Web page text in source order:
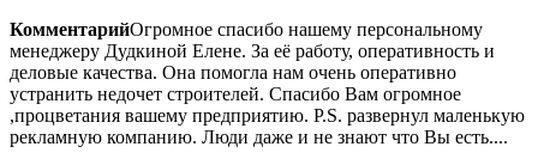
КомментарийОгромное спасибо нашему персональному
менеджеру Дудкиной Елене. За её работу, оперативность и
деловые качества. Она помогла нам очень оперативно
устранить недочет строителей. Спасибо Вам огромное
,процветания вашему предприятию. P.S. развернул маленькую
рекламную компанию. Люди даже и не знают что Вы есть....